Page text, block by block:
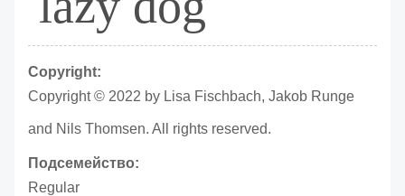
Copyright:
Copyright © 2022 by Lisa Fischbach, Jakob Runge
and Nils Thomsen. All rights reserved.
Подсемейство:
Regular